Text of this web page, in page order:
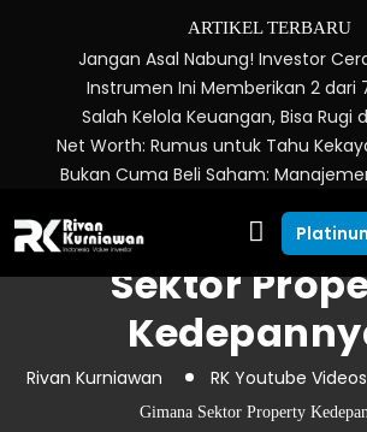
ARTIKEL TERBARU
Jangan Asal Nabung! Investor
Instrumen Ini Memberikan 2 dari
Salah Kelola Keuangan, Bisa Rugi
Net Worth: Rumus untuk Tahu
Bukan Cuma Beli Saham:
PPN Dihapus!
Sektor
Rivan Kurniawan RK Youtube Videos
Gimana Sektor Property